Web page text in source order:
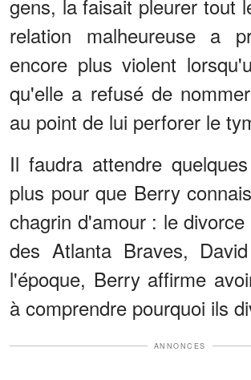
gens, la faisait pleurer tout
relation malheureuse a
encore plus violent
qu'elle a refusé de
au point de lui perforer le
Il faudra attendre
plus pour que Berry
chagrin d'amour : le
des Atlanta Braves,
l'époque, Berry affirme
à comprendre pourquoi ils
ANNONCES